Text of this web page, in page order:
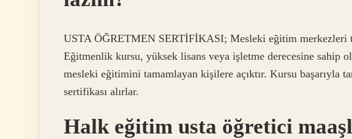
USTA ÖĞRETMEN SERTİFİKASI; Mesleki eğitim merkezleri
Eğitmenlik kursu, yüksek lisans veya işletme derecesine sahip
mesleki eğitimini tamamlayan kişilere açıktır. Kursu başarıyla
sertifikası alırlar.
Halk eğitim usta öğretici